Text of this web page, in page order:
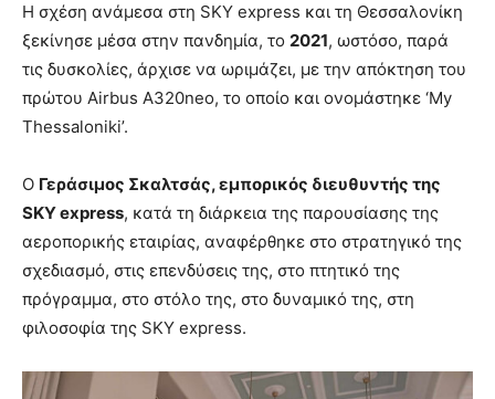
Η σχέση ανάμεσα στη SKY express και τη Θεσσαλονίκη
ξεκίνησε μέσα στην πανδημία, το 2021, ωστόσο, παρά
τις δυσκολίες, άρχισε να ωριμάζει, με την απόκτηση του
πρώτου Airbus A320neo, το οποίο και ονομάστηκε ‘My
Thessaloniki’.
Ο Γεράσιμος Σκαλτσάς, εμπορικός διευθυντής της
SKYexpress, κατά τη διάρκεια της παρουσίασης της
αεροπορικής εταιρίας, αναφέρθηκε στο στρατηγικό της
σχεδιασμό, στις επενδύσεις της, στο πτητικό της
πρόγραμμα, στο στόλο της, στο δυναμικό της, στη
φιλοσοφία της SKY express.